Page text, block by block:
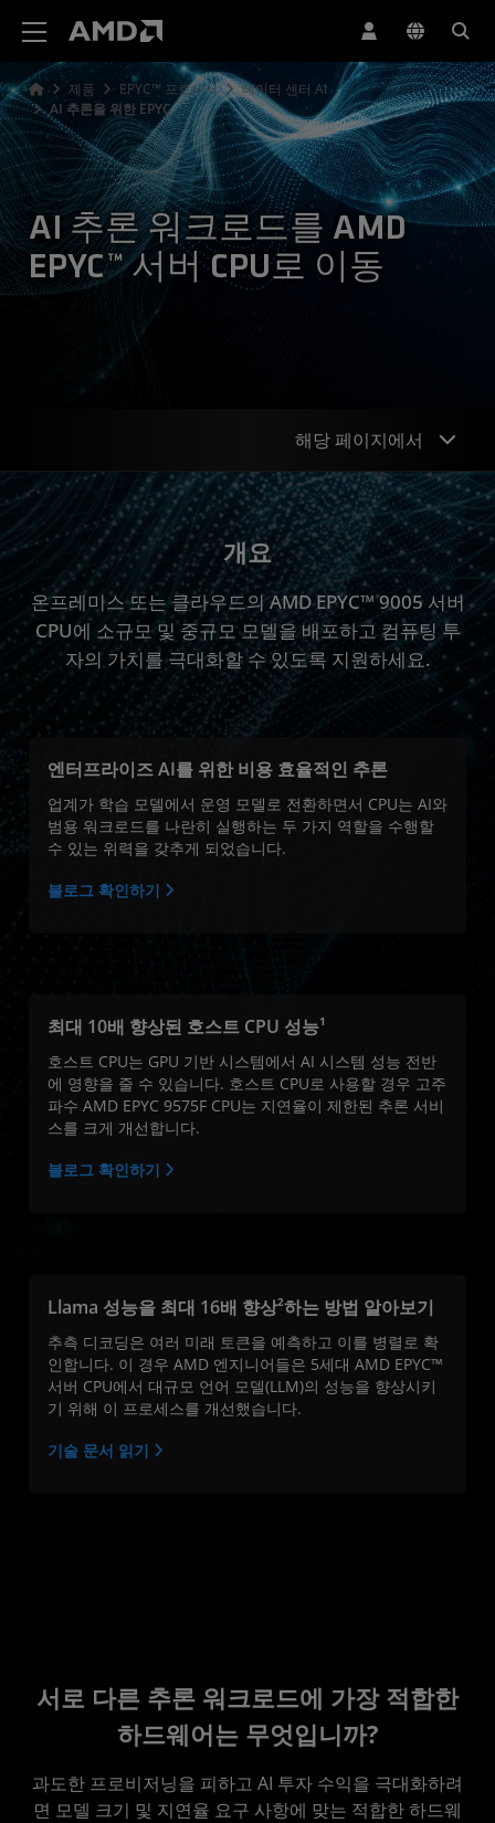
제품 EPYC™ 프로세서
데이터 센터 AI
AI 추론을 위한 EPYC
AI 추론 워크로드를 AMD
EPYC™ 서버 CPU로 이동
해당 페이지에서
CPU 또는 GPU
성능
FAQ
포트폴리오
파트너
개요
온프레미스 또는 클라우드의 AMD EPYC™ 9005 서버
CPU에 소규모 및 중규모 모델을 배포하고 컴퓨팅 투
자의 가치를 극대화할 수 있도록 지원하세요.
엔터프라이즈 AI를 위한 비용 효율적인 추론
업계가 학습 모델에서 운영 모델로 전환하면서 CPU는 AI와
범용 워크로드를 나란히 실행하는 두 가지 역할을 수행할
수 있는 위력을 갖추게 되었습니다.
블로그 확인하기
최대 10배 향상된 호스트 CPU 성능¹
호스트 CPU는 GPU 기반 시스템에서 AI 시스템 성능 전반
에 영향을 줄 수 있습니다. 호스트 CPU로 사용할 경우 고주
파수 AMD EPYC 9575F CPU는 지연율이 제한된 추론 서비
스를 크게 개선합니다.
블로그 확인하기
Llama 성능을 최대 16배 향상²하는 방법 알아보기
추측 디코딩은 여러 미래 토큰을 예측하고 이를 병렬로 확
인합니다. 이 경우 AMD 엔지니어들은 5세대 AMD EPYC™
서버 CPU에서 대규모 언어 모델(LLM)의 성능을 향상시키
기 위해 이 프로세스를 개선했습니다.
기술 문서 읽기
서로 다른 추론 워크로드에 가장 적합한
하드웨어는 무엇입니까?
과도한 프로비저닝을 피하고 AI 투자 수익을 극대화하려
면 모델 크기 및 지연율 요구 사항에 맞는 적합한 하드웨